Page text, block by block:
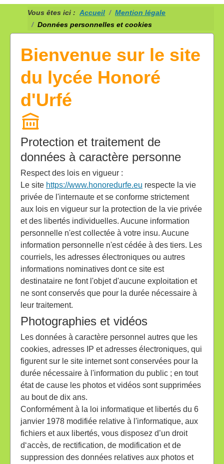
Vous êtes ici : Accueil
Mention légale
Données personnelles et cookies
Bienvenue sur le site
du lycée Honoré
d'Urfé
Protection et traitement de
données à caractère personne
Respect des lois en vigueur :
Le site https://www.honoredurfe.eu respecte la vie
privée de l'internaute et se conforme strictement
aux lois en vigueur sur la protection de la vie privée
et des libertés individuelles. Aucune information
personnelle n'est collectée à votre insu. Aucune
information personnelle n'est cédée à des tiers. Les
courriels, les adresses électroniques ou autres
informations nominatives dont ce site est
destinataire ne font l'objet d'aucune exploitation et
ne sont conservés que pour la durée nécessaire à
leur traitement.
Photographies et vidéos
Les données à caractère personnel autres que les
cookies, adresses IP et adresses électroniques, qui
figurent sur le site internet sont conservées pour la
durée nécessaire à l'information du public ; en tout
état de cause les photos et vidéos sont supprimées
au bout de dix ans.
Conformément à la loi informatique et libertés du 6
janvier 1978 modifiée relative à l'informatique, aux
fichiers et aux libertés, vous disposez d’un droit
d‘accès, de rectification, de modification et de
suppression des données relatives aux photos et